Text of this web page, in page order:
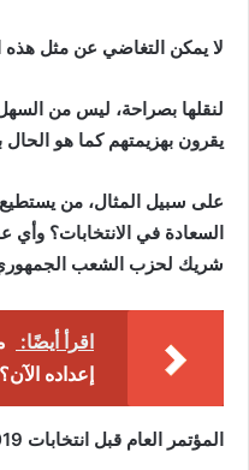
لا يمكن التغاضي عن مثل هذه
لنقلها بصراحة، ليس من
يقرون بهزيمتهم كما هو الحال
على سبيل المثال، من
السعادة في الانتخابات؟
شريك لحزب الشعب
اقرأ أيضًا:
إعداده الآن؟
المؤتمر العام قبل انتخابات 2019